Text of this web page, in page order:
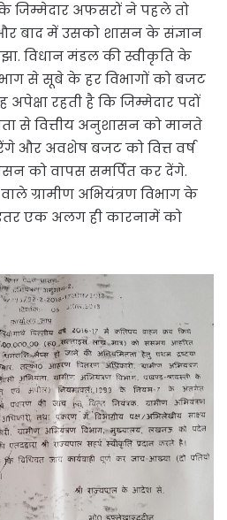
के जिम्मेदार अफसरों ने पहले तो
बाद में उसको शासन के संज्ञान
विधान मंडल की स्वीकृति के
से सूबे के हर विभागों को बजट
अपेक्षा रहती है कि जिम्मेदार पदों
से वित्तीय अनुशासन को मानते
और अवशेष बजट को वित्त वर्ष
को वापस समर्पित कर देंगे.
ग्रामीण अभियंत्रण विभाग के
इतर एक अलग ही कारनामें को